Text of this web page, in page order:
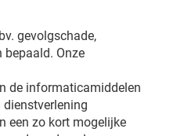
gevolgschade,
Onze
de informaticamiddelen
dienstverlening
een zo kort mogelijke